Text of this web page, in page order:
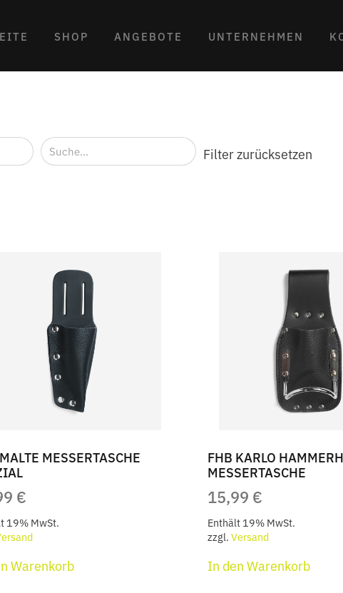
SHOP ANGEBOTE UNTERNEHMEN
MESSERTASCHE
€
19% MwSt.
Warenkorb
FHB KARLO
MESSERTASCHE
15,99 €
Enthält 19% MwSt.
zzgl.Versand
In den Warenkorb